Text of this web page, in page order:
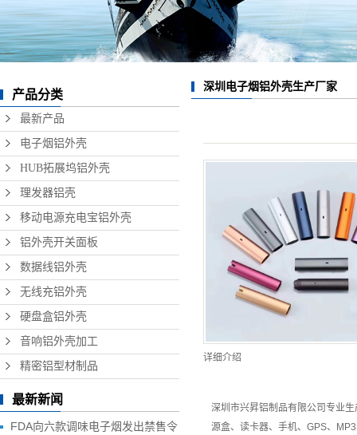
硬盘盒铝外壳
产品分类
最新产品
电子烟铝外壳
HUB拓展坞铝外壳
理发器铝壳
移动电源充电宝铝外壳
铝外壳开关面板
数据线铝外壳
无线充铝外壳
硬盘盒铝外壳
音响铝外壳加工
精密铝型材制品
最新新闻
FDA向六款调味电子烟发出禁售令
深圳电子烟铝外壳生产厂家
详细介绍
深圳市兴昇铝制品有限公司专业生
源盒、读卡器、手机、GPS、